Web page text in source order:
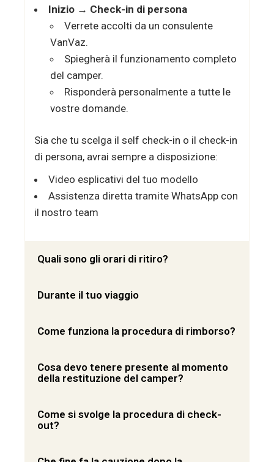
Inizio → Check-in di persona
Verrete accolti da un consulente
VanVaz.
Spiegherà il funzionamento completo
del camper.
Risponderà personalmente a tutte le
vostre domande.
Sia che tu scelga il self check-in o il check-in
di persona, avrai sempre a disposizione:
Video esplicativi del tuo modello
Assistenza diretta tramite WhatsApp con
il nostro team
Quali sono gli orari di ritiro?
Durante il tuo viaggio
Come funziona la procedura di rimborso?
Cosa devo tenere presente al momento
della restituzione del camper?
Come si svolge la procedura di check-
out?